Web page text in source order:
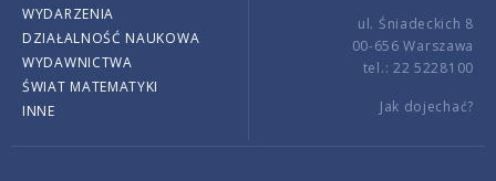
WYDARZENIA
DZIAŁALNOŚĆ NAUKOWA
WYDAWNICTWA
ŚWIAT MATEMATYKI
INNE
ul. Śniadeckich 8
00-656 Warszawa
tel.: 22 5228100
Jak dojechać?